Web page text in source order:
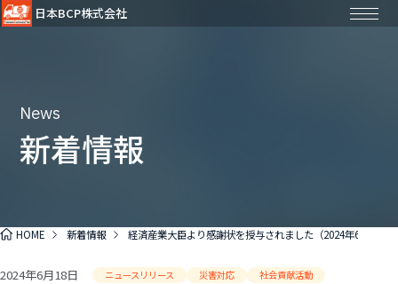
日本BCP株式会社
News
新着情報
HOME 新着情報 経済産業大臣より感謝状を授与されました（2024年6月17日
2024年6月18日 ニュースリリース 災害対応 社会貢献活動